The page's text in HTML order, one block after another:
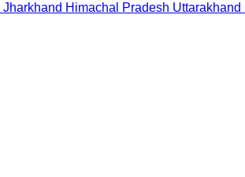
Jharkhand Himachal Pradesh Uttarakhand